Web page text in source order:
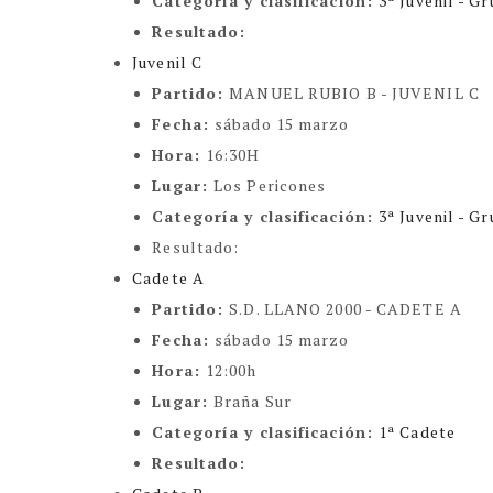
Resultado:
Juvenil C
Partido:MANUEL RUBIO B - JUVENIL C
Fecha: sábado 15 marzo
Hora: 16:30H
Lugar:Los Pericones
Categoría y clasificación: 3ª Juvenil -
Resultado:
Cadete A
Partido:S.D. LLANO 2000 - CADETE A
Fecha: sábado 15 marzo
Hora: 12:00h
Lugar:Braña Sur
Categoría y clasificación: 1ª Cadete
Resultado: